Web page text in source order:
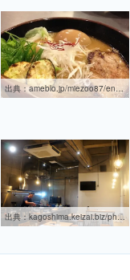
出典：ameblo.jp/miezoo87/entry-11881713561.html
出典：kagoshima.keizai.biz/photoflash/1219